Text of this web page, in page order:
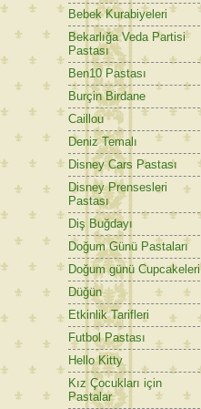
Bebek Kurabiyeleri
Bekarlığa Veda Partisi
Pastası
Ben10 Pastası
Burçin Birdane
Caillou
Deniz Temalı
Disney Cars Pastası
Disney Prensesleri
Pastası
Diş Buğdayı
Doğum Günü Pastaları
Doğum günü Cupcakeleri
Düğün
Etkinlik Tarifleri
Futbol Pastası
Hello Kitty
Kız Çocukları için
Pastalar